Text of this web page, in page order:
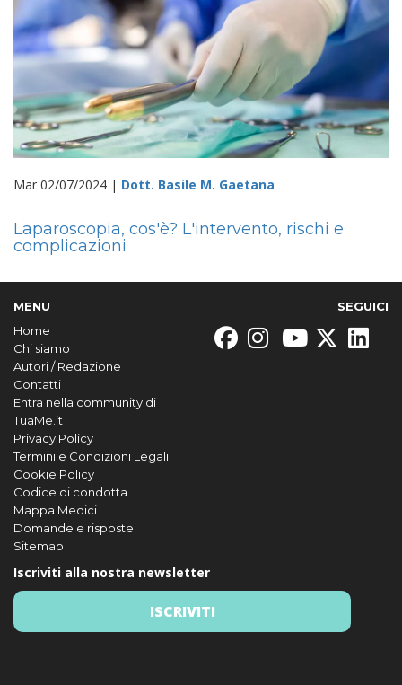
Mar 02/07/2024 | Dott. Basile M. Gaetana
Laparoscopia, cos'è? L'intervento, rischi e
complicazioni
MENU
Home
Chi siamo
Autori / Redazione
Contatti
Entra nella community di
TuaMe.it
Privacy Policy
Termini e Condizioni Legali
Cookie Policy
Codice di condotta
Mappa Medici
Domande e risposte
Sitemap
SEGUICI
Iscriviti alla nostra newsletter
ISCRIVITI